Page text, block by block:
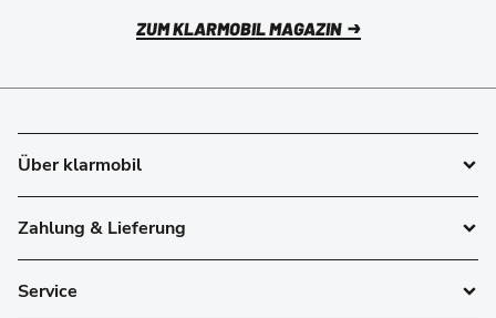
Zahlung & Lieferung
Über klarmobil
ZUM KLARMOBIL MAGAZIN
Service